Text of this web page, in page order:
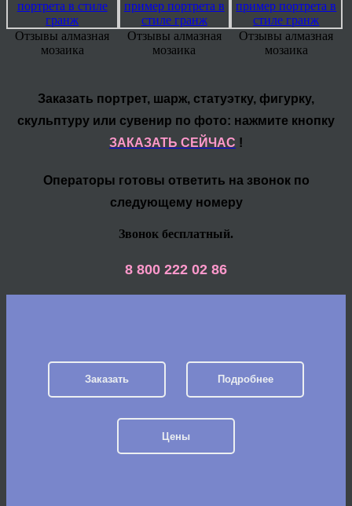
Отзывы алмазная
мозаика
Отзывы алмазная
мозаика
Отзывы алмазная
мозаика
Заказать портрет, шарж, статуэтку, фигурку,
скульптуру или сувенир по фото: нажмите кнопку
ЗАКАЗАТЬ СЕЙЧАС !
Операторы готовы ответить на звонок по
следующему номеру
Звонок бесплатный.
8 800 222 02 86
Заказать Подробнее
Цены